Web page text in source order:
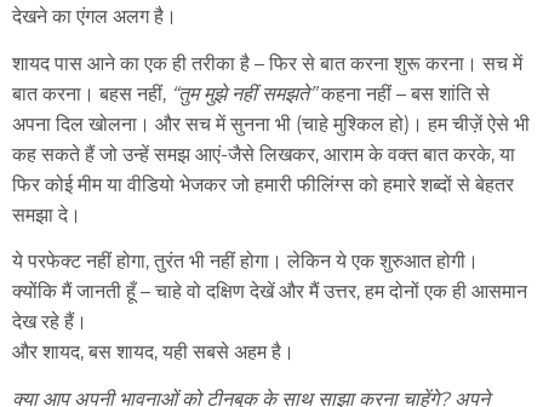
देखने का एंगल अलग है।
शायद पास आने का एक ही तरीका है – फिर से बात करना शुरू करना। सच में
बात करना। बहस नहीं, “तुम मुझे नहीं समझते”कहना नहीं – बस शांति से
अपना दिल खोलना। और सच में सुनना भी (चाहे मुश्किल हो)। हम चीज़ें ऐसे भी
कह सकते हैं जो उन्हें समझ आएं-जैसे लिखकर, आराम के वक्त बात करके, या
फिर कोई मीम या वीडियो भेजकर जो हमारी फीलिंग्स को हमारे शब्दों से बेहतर
समझा दे।
ये परफेक्ट नहीं होगा, तुरंत भी नहीं होगा। लेकिन ये एक शुरुआत होगी।
क्योंकि मैं जानती हूँ – चाहे वो दक्षिण देखें और मैं उत्तर, हम दोनों एक ही आसमान
देख रहे हैं।
और शायद, बस शायद, यही सबसे अहम है।
क्या आप अपनी भावनाओं को टीनबुक के साथ साझा करना चाहेंगे? अपने